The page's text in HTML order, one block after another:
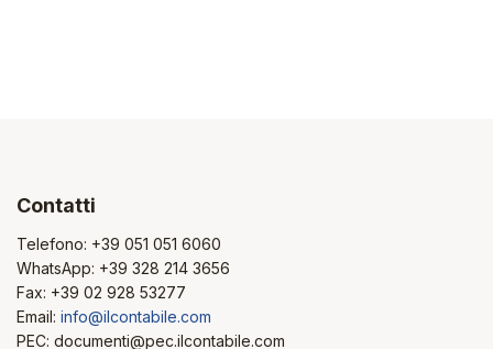
Contatti
Telefono: +39 051 051 6060
WhatsApp: +39 328 214 3656
Fax: +39 02 928 53277
Email: info@ilcontabile.com
PEC: documenti@pec.ilcontabile.com